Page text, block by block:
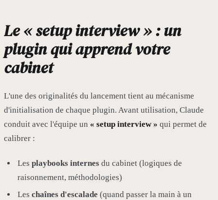
Le « setup interview » : un
plugin qui apprend votre
cabinet
L'une des originalités du lancement tient au mécanisme
d'initialisation de chaque plugin. Avant utilisation, Claude
conduit avec l'équipe un « setup interview » qui permet de
calibrer :
Les playbooks internes du cabinet (logiques de
raisonnement, méthodologies)
Les chaînes d'escalade (quand passer la main à un